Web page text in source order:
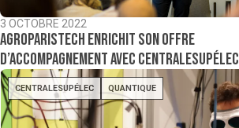
3 OCTOBRE 2022
AgroParisTech enrichit son offre
d’accompagnement avec CentraleSupélec
CENTRALESUPÉLEC QUANTIQUE